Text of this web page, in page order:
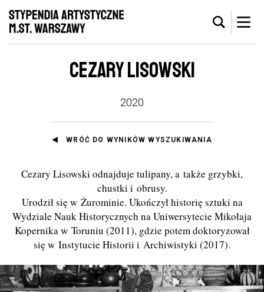
CEZARY LISOWSKI
2020
WRÓĆ DO WYNIKÓW WYSZUKIWANIA
Cezary Lisowski odnajduje tulipany, a także grzybki,
chustki i obrusy.
Urodził się w Żurominie. Ukończył historię sztuki na
Wydziale Nauk Historycznych na Uniwersytecie Mikołaja
Kopernika w Toruniu (2011), gdzie potem doktoryzował
się w Instytucie Historii i Archiwistyki (2017).